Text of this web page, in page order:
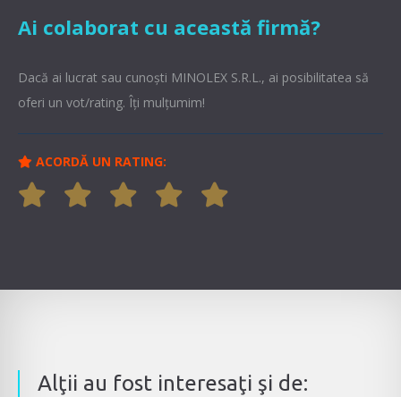
Ai colaborat cu această firmă?
Dacă ai lucrat sau cunoşti MINOLEX S.R.L., ai posibilitatea să
oferi un vot/rating. Îți mulțumim!
ACORDĂ UN RATING:
Alţii au fost interesaţi şi de: